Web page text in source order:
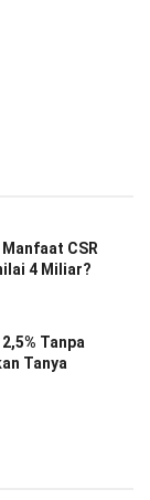
CSR
4 Miliar?
Tanpa
Tanya